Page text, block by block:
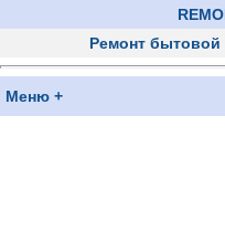
Ремонт бытовой
Меню +